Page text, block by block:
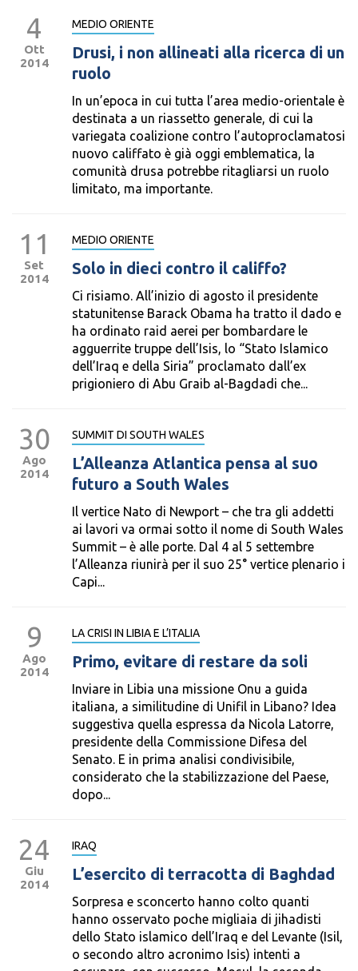
4
Ott
2014
MEDIO ORIENTE
Drusi, i non allineati alla ricerca di un
ruolo
In un’epoca in cui tutta l’area medio-orientale è
destinata a un riassetto generale, di cui la
variegata coalizione contro l’autoproclamatosi
nuovo califfato è già oggi emblematica, la
comunità drusa potrebbe ritagliarsi un ruolo
limitato, ma importante.
11
Set
2014
MEDIO ORIENTE
Solo in dieci contro il califfo?
Ci risiamo. All’inizio di agosto il presidente
statunitense Barack Obama ha tratto il dado e
ha ordinato raid aerei per bombardare le
agguerrite truppe dell’Isis, lo “Stato Islamico
dell’Iraq e della Siria” proclamato dall’ex
prigioniero di Abu Graib al-Bagdadi che...
30
Ago
2014
SUMMIT DI SOUTH WALES
L’Alleanza Atlantica pensa al suo
futuro a South Wales
Il vertice Nato di Newport – che tra gli addetti
ai lavori va ormai sotto il nome di South Wales
Summit – è alle porte. Dal 4 al 5 settembre
l’Alleanza riunirà per il suo 25° vertice plenario i
Capi...
9
Ago
2014
LA CRISI IN LIBIA E L’ITALIA
Primo, evitare di restare da soli
Inviare in Libia una missione Onu a guida
italiana, a similitudine di Unifil in Libano? Idea
suggestiva quella espressa da Nicola Latorre,
presidente della Commissione Difesa del
Senato. E in prima analisi condivisibile,
considerato che la stabilizzazione del Paese,
dopo...
24
Giu
2014
IRAQ
L’esercito di terracotta di Baghdad
Sorpresa e sconcerto hanno colto quanti
hanno osservato poche migliaia di jihadisti
dello Stato islamico dell’Iraq e del Levante (Isil,
o secondo altro acronimo Isis) intenti a